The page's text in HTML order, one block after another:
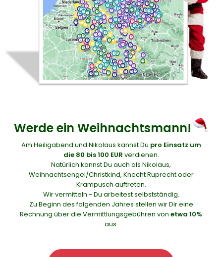
Werde ein Weihnachtsmann!
Am Heiligabend und Nikolaus kannst Du pro Einsatz um
die 80 bis 100 EUR verdienen.
Natürlich kannst Du auch als Nikolaus,
Weihnachtsengel/Christkind, Knecht Ruprecht oder
Krampusch auftreten.
Wir vermitteln - Du arbeitest selbstständig.
Zu Beginn des folgenden Jahres stellen wir Dir eine
Rechnung über die Vermittlungsgebühren von etwa 10%
aus.